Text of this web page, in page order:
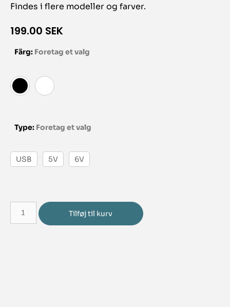
Findes i flere modeller og farver.
199.00 SEK
Färg: Foretag et valg
Type: Foretag et valg
USB 5V 6V
Tilføj til kurv